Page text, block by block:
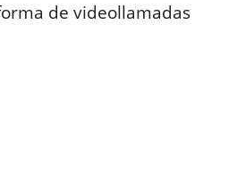
de videollamadas